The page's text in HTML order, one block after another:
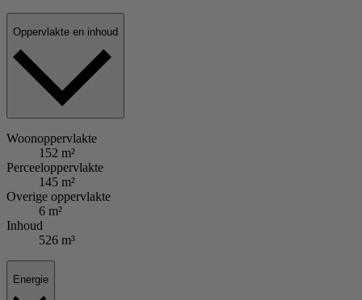
Oppervlakte en inhoud
Woonoppervlakte
152 m²
Perceeloppervlakte
145 m²
Overige oppervlakte
6 m²
Inhoud
526 m³
Energie